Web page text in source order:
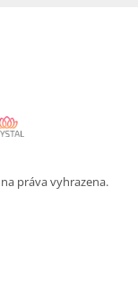
práva vyhrazena.